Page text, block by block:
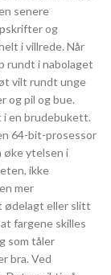
senere
og
i villrede. Når
rundt i nabolaget
vilt rundt unge
og pil og bue.
en brudebukett.
64-bit-prosessor
øke ytelsen i
ikke
mer
ødelagt eller slitt
fargene skilles
som tåler
bra. Ved